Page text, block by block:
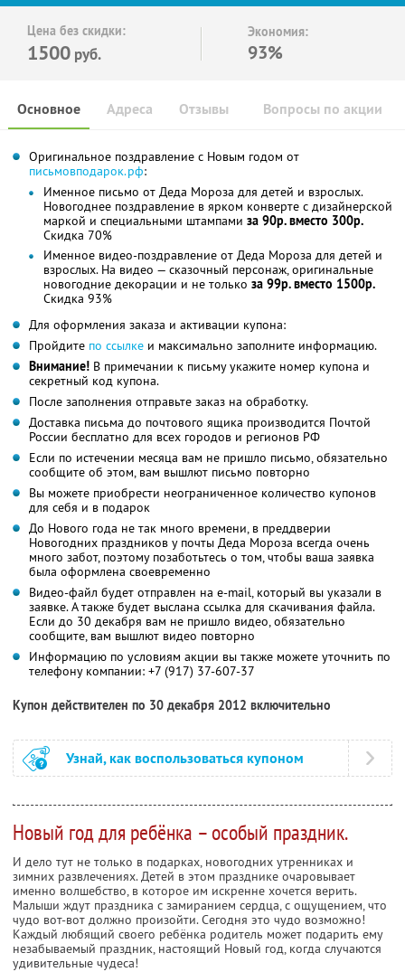
Цена без скидки:
1500 руб.
Экономия:
93%
Основное Отзывы Вопросы по акции
Адреса
Оригинальное поздравление с Новым годом от
письмовподарок.рф:
Именное письмо от Деда Мороза для детей и взрослых.
Новогоднее поздравление в ярком конверте с дизайнерской
маркой и специальными штампами за 90р. вместо 300р.
Скидка 70%
Именное видео-поздравление от Деда Мороза для детей и
взрослых. На видео — сказочный персонаж, оригинальные
новогодние декорации и не только за 99р. вместо 1500р.
Скидка 93%
Для оформления заказа и активации купона:
Пройдите по ссылке и максимально заполните информацию.
Внимание! В примечании к письму укажите номер купона и
секретный код купона.
После заполнения отправьте заказ на обработку.
Доставка письма до почтового ящика производится Почтой
России бесплатно для всех городов и регионов РФ
Если по истечении месяца вам не пришло письмо, обязательно
сообщите об этом, вам вышлют письмо повторно
Вы можете приобрести неограниченное количество купонов
для себя и в подарок
До Нового года не так много времени, в преддверии
Новогодних праздников у почты Деда Мороза всегда очень
много забот, поэтому позаботьтесь о том, чтобы ваша заявка
была оформлена своевременно
Видео-файл будет отправлен на e-mail, который вы указали в
заявке. А также будет выслана ссылка для скачивания файла.
Если до 30 декабря вам не пришло видео, обязательно
сообщите, вам вышлют видео повторно
Информацию по условиям акции вы также можете уточнить по
телефону компании: +7 (917) 37-607-37
Купон действителен по 30 декабря 2012 включительно
Узнай, как воспользоваться купоном
Новый год для ребёнка – особый праздник.
И дело тут не только в подарках, новогодних утренниках и
зимних развлечениях. Детей в этом празднике очаровывает
именно волшебство, в которое им искренне хочется верить.
Малыши ждут праздника с замиранием сердца, с ощущением, что
чудо вот-вот должно произойти. Сегодня это чудо возможно!
Каждый любящий своего ребёнка родитель может подарить ему
незабываемый праздник, настоящий Новый год, когда случаются
удивительные чудеса!